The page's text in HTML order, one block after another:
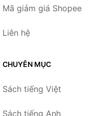
Mã giảm giá Shopee
Liên hệ
CHUYÊN MỤC
Sách tiếng Việt
Sách tiếng Anh